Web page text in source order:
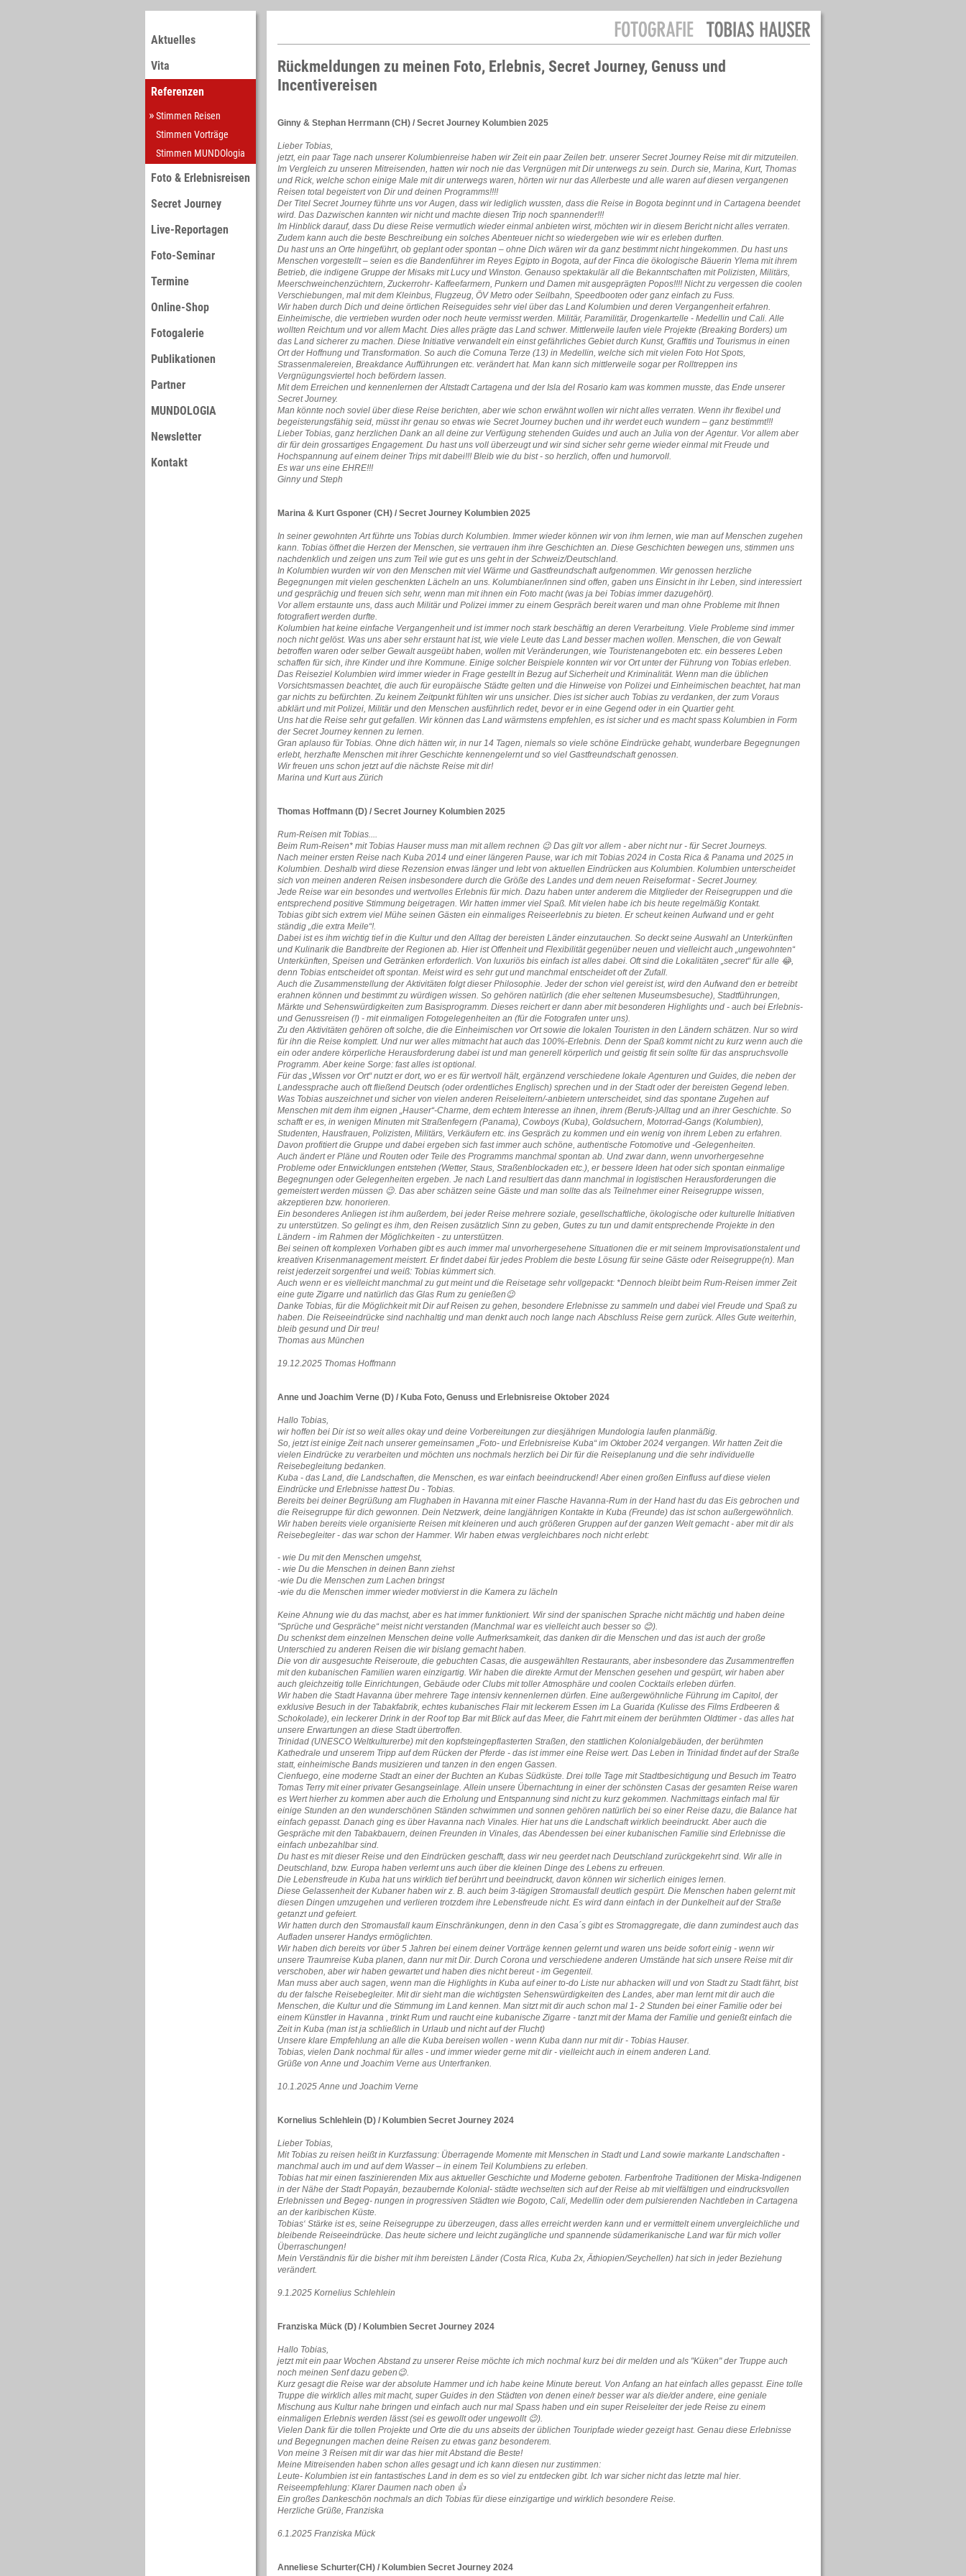
Aktuelles
Vita
Referenzen
Stimmen Reisen
Stimmen Vorträge
Stimmen MUNDOlogia
Foto & Erlebnisreisen
Secret Journey
Live-Reportagen
Foto-Seminar
Termine
Online-Shop
Fotogalerie
Publikationen
Partner
MUNDOLOGIA
Newsletter
Kontakt
Rückmeldungen zu meinen Foto, Erlebnis, Secret Journey, Genuss und
Incentivereisen
Ginny & Stephan Herrmann (CH) / Secret Journey Kolumbien 2025
Lieber Tobias,
jetzt, ein paar Tage nach unserer Kolumbienreise haben wir Zeit ein paar Zeilen betr. unserer Secret Journey Reise mit dir mitzuteilen.
Im Vergleich zu unseren Mitreisenden, hatten wir noch nie das Vergnügen mit Dir unterwegs zu sein. Durch sie, Marina, Kurt, Thomas
und Rick, welche schon einige Male mit dir unterwegs waren, hörten wir nur das Allerbeste und alle waren auf diesen vergangenen
Reisen total begeistert von Dir und deinen Programms!!!!
Der Titel Secret Journey führte uns vor Augen, dass wir lediglich wussten, dass die Reise in Bogota beginnt und in Cartagena beendet
wird. Das Dazwischen kannten wir nicht und machte diesen Trip noch spannender!!!
Im Hinblick darauf, dass Du diese Reise vermutlich wieder einmal anbieten wirst, möchten wir in diesem Bericht nicht alles verraten.
Zudem kann auch die beste Beschreibung ein solches Abenteuer nicht so wiedergeben wie wir es erleben durften.
Du hast uns an Orte hingeführt, ob geplant oder spontan – ohne Dich wären wir da ganz bestimmt nicht hingekommen. Du hast uns
Menschen vorgestellt – seien es die Bandenführer im Reyes Egipto in Bogota, auf der Finca die ökologische Bäuerin Ylema mit ihrem
Betrieb, die indigene Gruppe der Misaks mit Lucy und Winston. Genauso spektakulär all die Bekanntschaften mit Polizisten, Militärs,
Meerschweinchenzüchtern, Zuckerrohr- Kaffeefarmern, Punkern und Damen mit ausgeprägten Popos!!!! Nicht zu vergessen die coolen
Verschiebungen, mal mit dem Kleinbus, Flugzeug, ÖV Metro oder Seilbahn, Speedbooten oder ganz einfach zu Fuss.
Wir haben durch Dich und deine örtlichen Reiseguides sehr viel über das Land Kolumbien und deren Vergangenheit erfahren.
Einheimische, die vertrieben wurden oder noch heute vermisst werden. Militär, Paramilitär, Drogenkartelle - Medellin und Cali. Alle
wollten Reichtum und vor allem Macht. Dies alles prägte das Land schwer. Mittlerweile laufen viele Projekte (Breaking Borders) um
das Land sicherer zu machen. Diese Initiative verwandelt ein einst gefährliches Gebiet durch Kunst, Graffitis und Tourismus in einen
Ort der Hoffnung und Transformation. So auch die Comuna Terze (13) in Medellin, welche sich mit vielen Foto Hot Spots,
Strassenmalereien, Breakdance Aufführungen etc. verändert hat. Man kann sich mittlerweile sogar per Rolltreppen ins
Vergnügungsviertel hoch befördern lassen.
Mit dem Erreichen und kennenlernen der Altstadt Cartagena und der Isla del Rosario kam was kommen musste, das Ende unserer
Secret Journey.
Man könnte noch soviel über diese Reise berichten, aber wie schon erwähnt wollen wir nicht alles verraten. Wenn ihr flexibel und
begeisterungsfähig seid, müsst ihr genau so etwas wie Secret Journey buchen und ihr werdet euch wundern – ganz bestimmt!!!
Lieber Tobias, ganz herzlichen Dank an all deine zur Verfügung stehenden Guides und auch an Julia von der Agentur. Vor allem aber
dir für dein grossartiges Engagement. Du hast uns voll überzeugt und wir sind sicher sehr gerne wieder einmal mit Freude und
Hochspannung auf einem deiner Trips mit dabei!!! Bleib wie du bist - so herzlich, offen und humorvoll.
Es war uns eine EHRE!!!
Ginny und Steph
Marina & Kurt Gsponer (CH) / Secret Journey Kolumbien 2025
In seiner gewohnten Art führte uns Tobias durch Kolumbien. Immer wieder können wir von ihm lernen, wie man auf Menschen zugehen
kann. Tobias öffnet die Herzen der Menschen, sie vertrauen ihm ihre Geschichten an. Diese Geschichten bewegen uns, stimmen uns
nachdenklich und zeigen uns zum Teil wie gut es uns geht in der Schweiz/Deutschland.
In Kolumbien wurden wir von den Menschen mit viel Wärme und Gastfreundschaft aufgenommen. Wir genossen herzliche
Begegnungen mit vielen geschenkten Lächeln an uns. Kolumbianer/innen sind offen, gaben uns Einsicht in ihr Leben, sind interessiert
und gesprächig und freuen sich sehr, wenn man mit ihnen ein Foto macht (was ja bei Tobias immer dazugehört).
Vor allem erstaunte uns, dass auch Militär und Polizei immer zu einem Gespräch bereit waren und man ohne Probleme mit Ihnen
fotografiert werden durfte.
Kolumbien hat keine einfache Vergangenheit und ist immer noch stark beschäftig an deren Verarbeitung. Viele Probleme sind immer
noch nicht gelöst. Was uns aber sehr erstaunt hat ist, wie viele Leute das Land besser machen wollen. Menschen, die von Gewalt
betroffen waren oder selber Gewalt ausgeübt haben, wollen mit Veränderungen, wie Touristenangeboten etc. ein besseres Leben
schaffen für sich, ihre Kinder und ihre Kommune. Einige solcher Beispiele konnten wir vor Ort unter der Führung von Tobias erleben.
Das Reiseziel Kolumbien wird immer wieder in Frage gestellt in Bezug auf Sicherheit und Kriminalität. Wenn man die üblichen
Vorsichtsmassen beachtet, die auch für europäische Städte gelten und die Hinweise von Polizei und Einheimischen beachtet, hat man
gar nichts zu befürchten. Zu keinem Zeitpunkt fühlten wir uns unsicher. Dies ist sicher auch Tobias zu verdanken, der zum Voraus
abklärt und mit Polizei, Militär und den Menschen ausführlich redet, bevor er in eine Gegend oder in ein Quartier geht.
Uns hat die Reise sehr gut gefallen. Wir können das Land wärmstens empfehlen, es ist sicher und es macht spass Kolumbien in Form
der Secret Journey kennen zu lernen.
Gran aplauso für Tobias. Ohne dich hätten wir, in nur 14 Tagen, niemals so viele schöne Eindrücke gehabt, wunderbare Begegnungen
erlebt, herzhafte Menschen mit ihrer Geschichte kennengelernt und so viel Gastfreundschaft genossen.
Wir freuen uns schon jetzt auf die nächste Reise mit dir!
Marina und Kurt aus Zürich
Thomas Hoffmann (D) / Secret Journey Kolumbien 2025
Rum-Reisen mit Tobias....
Beim Rum-Reisen* mit Tobias Hauser muss man mit allem rechnen 😉 Das gilt vor allem - aber nicht nur - für Secret Journeys.
Nach meiner ersten Reise nach Kuba 2014 und einer längeren Pause, war ich mit Tobias 2024 in Costa Rica & Panama und 2025 in
Kolumbien. Deshalb wird diese Rezension etwas länger und lebt von aktuellen Eindrücken aus Kolumbien. Kolumbien unterscheidet
sich von meinen anderen Reisen insbesondere durch die Größe des Landes und dem neuen Reiseformat - Secret Journey.
Jede Reise war ein besondes und wertvolles Erlebnis für mich. Dazu haben unter anderem die Mitglieder der Reisegruppen und die
entsprechend positive Stimmung beigetragen. Wir hatten immer viel Spaß. Mit vielen habe ich bis heute regelmäßig Kontakt.
Tobias gibt sich extrem viel Mühe seinen Gästen ein einmaliges Reiseerlebnis zu bieten. Er scheut keinen Aufwand und er geht
ständig „die extra Meile“!.
Dabei ist es ihm wichtig tief in die Kultur und den Alltag der bereisten Länder einzutauchen. So deckt seine Auswahl an Unterkünften
und Kulinarik die Bandbreite der Regionen ab. Hier ist Offenheit und Flexibilität gegenüber neuen und vielleicht auch „ungewohnten“
Unterkünften, Speisen und Getränken erforderlich. Von luxuriös bis einfach ist alles dabei. Oft sind die Lokalitäten „secret“ für alle 😂,
denn Tobias entscheidet oft spontan. Meist wird es sehr gut und manchmal entscheidet oft der Zufall.
Auch die Zusammenstellung der Aktivitäten folgt dieser Philosophie. Jeder der schon viel gereist ist, wird den Aufwand den er betreibt
erahnen können und bestimmt zu würdigen wissen. So gehören natürlich (die eher seltenen Museumsbesuche), Stadtführungen,
Märkte und Sehenswürdigkeiten zum Basisprogramm. Dieses reichert er dann aber mit besonderen Highlights und - auch bei Erlebnis-
und Genussreisen (!) - mit einmaligen Fotogelegenheiten an (für die Fotografen unter uns).
Zu den Aktivitäten gehören oft solche, die die Einheimischen vor Ort sowie die lokalen Touristen in den Ländern schätzen. Nur so wird
für ihn die Reise komplett. Und nur wer alles mitmacht hat auch das 100%-Erlebnis. Denn der Spaß kommt nicht zu kurz wenn auch die
ein oder andere körperliche Herausforderung dabei ist und man generell körperlich und geistig fit sein sollte für das anspruchsvolle
Programm. Aber keine Sorge: fast alles ist optional.
Für das „Wissen vor Ort“ nutzt er dort, wo er es für wertvoll hält, ergänzend verschiedene lokale Agenturen und Guides, die neben der
Landessprache auch oft fließend Deutsch (oder ordentliches Englisch) sprechen und in der Stadt oder der bereisten Gegend leben.
Was Tobias auszeichnet und sicher von vielen anderen Reiseleitern/-anbietern unterscheidet, sind das spontane Zugehen auf
Menschen mit dem ihm eignen „Hauser“-Charme, dem echtem Interesse an ihnen, ihrem (Berufs-)Alltag und an ihrer Geschichte. So
schafft er es, in wenigen Minuten mit Straßenfegern (Panama), Cowboys (Kuba), Goldsuchern, Motorrad-Gangs (Kolumbien),
Studenten, Hausfrauen, Polizisten, Militärs, Verkäufern etc. ins Gespräch zu kommen und ein wenig von ihrem Leben zu erfahren.
Davon profitiert die Gruppe und dabei ergeben sich fast immer auch schöne, authentische Fotomotive und -Gelegenheiten.
Auch ändert er Pläne und Routen oder Teile des Programms manchmal spontan ab. Und zwar dann, wenn unvorhergesehne
Probleme oder Entwicklungen entstehen (Wetter, Staus, Straßenblockaden etc.), er bessere Ideen hat oder sich spontan einmalige
Begegnungen oder Gelegenheiten ergeben. Je nach Land resultiert das dann manchmal in logistischen Herausforderungen die
gemeistert werden müssen 😉. Das aber schätzen seine Gäste und man sollte das als Teilnehmer einer Reisegruppe wissen,
akzeptieren bzw. honorieren.
Ein besonderes Anliegen ist ihm außerdem, bei jeder Reise mehrere soziale, gesellschaftliche, ökologische oder kulturelle Initiativen
zu unterstützen. So gelingt es ihm, den Reisen zusätzlich Sinn zu geben, Gutes zu tun und damit entsprechende Projekte in den
Ländern - im Rahmen der Möglichkeiten - zu unterstützen.
Bei seinen oft komplexen Vorhaben gibt es auch immer mal unvorhergesehene Situationen die er mit seinem Improvisationstalent und
kreativen Krisenmanagement meistert. Er findet dabei für jedes Problem die beste Lösung für seine Gäste oder Reisegruppe(n). Man
reist jederzeit sorgenfrei und weiß: Tobias kümmert sich.
Auch wenn er es vielleicht manchmal zu gut meint und die Reisetage sehr vollgepackt: *Dennoch bleibt beim Rum-Reisen immer Zeit
eine gute Zigarre und natürlich das Glas Rum zu genießen😉
Danke Tobias, für die Möglichkeit mit Dir auf Reisen zu gehen, besondere Erlebnisse zu sammeln und dabei viel Freude und Spaß zu
haben. Die Reiseeindrücke sind nachhaltig und man denkt auch noch lange nach Abschluss Reise gern zurück. Alles Gute weiterhin,
bleib gesund und Dir treu!
Thomas aus München
19.12.2025 Thomas Hoffmann
Anne und Joachim Verne (D) / Kuba Foto, Genuss und Erlebnisreise Oktober 2024
Hallo Tobias,
wir hoffen bei Dir ist so weit alles okay und deine Vorbereitungen zur diesjährigen Mundologia laufen planmäßig.
So, jetzt ist einige Zeit nach unserer gemeinsamen „Foto- und Erlebnisreise Kuba“ im Oktober 2024 vergangen. Wir hatten Zeit die
vielen Eindrücke zu verarbeiten und möchten uns nochmals herzlich bei Dir für die Reiseplanung und die sehr individuelle
Reisebegleitung bedanken.
Kuba - das Land, die Landschaften, die Menschen, es war einfach beeindruckend! Aber einen großen Einfluss auf diese vielen
Eindrücke und Erlebnisse hattest Du - Tobias.
Bereits bei deiner Begrüßung am Flughaben in Havanna mit einer Flasche Havanna-Rum in der Hand hast du das Eis gebrochen und
die Reisegruppe für dich gewonnen. Dein Netzwerk, deine langjährigen Kontakte in Kuba (Freunde) das ist schon außergewöhnlich.
Wir haben bereits viele organisierte Reisen mit kleineren und auch größeren Gruppen auf der ganzen Welt gemacht - aber mit dir als
Reisebegleiter - das war schon der Hammer. Wir haben etwas vergleichbares noch nicht erlebt:
- wie Du mit den Menschen umgehst,
- wie Du die Menschen in deinen Bann ziehst
-wie Du die Menschen zum Lachen bringst
-wie du die Menschen immer wieder motivierst in die Kamera zu lächeln
Keine Ahnung wie du das machst, aber es hat immer funktioniert. Wir sind der spanischen Sprache nicht mächtig und haben deine
"Sprüche und Gespräche“ meist nicht verstanden (Manchmal war es vielleicht auch besser so 😊).
Du schenkst dem einzelnen Menschen deine volle Aufmerksamkeit, das danken dir die Menschen und das ist auch der große
Unterschied zu anderen Reisen die wir bislang gemacht haben.
Die von dir ausgesuchte Reiseroute, die gebuchten Casas, die ausgewählten Restaurants, aber insbesondere das Zusammentreffen
mit den kubanischen Familien waren einzigartig. Wir haben die direkte Armut der Menschen gesehen und gespürt, wir haben aber
auch gleichzeitig tolle Einrichtungen, Gebäude oder Clubs mit toller Atmosphäre und coolen Cocktails erleben dürfen.
Wir haben die Stadt Havanna über mehrere Tage intensiv kennenlernen dürfen. Eine außergewöhnliche Führung im Capitol, der
exklusive Besuch in der Tabakfabrik, echtes kubanisches Flair mit leckerem Essen im La Guarida (Kulisse des Films Erdbeeren &
Schokolade), ein leckerer Drink in der Roof top Bar mit Blick auf das Meer, die Fahrt mit einem der berühmten Oldtimer - das alles hat
unsere Erwartungen an diese Stadt übertroffen.
Trinidad (UNESCO Weltkulturerbe) mit den kopfsteingepflasterten Straßen, den stattlichen Kolonialgebäuden, der berühmten
Kathedrale und unserem Tripp auf dem Rücken der Pferde - das ist immer eine Reise wert. Das Leben in Trinidad findet auf der Straße
statt, einheimische Bands musizieren und tanzen in den engen Gassen.
Cienfuego, eine moderne Stadt an einer der Buchten an Kubas Südküste. Drei tolle Tage mit Stadtbesichtigung und Besuch im Teatro
Tomas Terry mit einer privater Gesangseinlage. Allein unsere Übernachtung in einer der schönsten Casas der gesamten Reise waren
es Wert hierher zu kommen aber auch die Erholung und Entspannung sind nicht zu kurz gekommen. Nachmittags einfach mal für
einige Stunden an den wunderschönen Ständen schwimmen und sonnen gehören natürlich bei so einer Reise dazu, die Balance hat
einfach gepasst. Danach ging es über Havanna nach Vinales. Hier hat uns die Landschaft wirklich beeindruckt. Aber auch die
Gespräche mit den Tabakbauern, deinen Freunden in Vinales, das Abendessen bei einer kubanischen Familie sind Erlebnisse die
einfach unbezahlbar sind.
Du hast es mit dieser Reise und den Eindrücken geschafft, dass wir neu geerdet nach Deutschland zurückgekehrt sind. Wir alle in
Deutschland, bzw. Europa haben verlernt uns auch über die kleinen Dinge des Lebens zu erfreuen.
Die Lebensfreude in Kuba hat uns wirklich tief berührt und beeindruckt, davon können wir sicherlich einiges lernen.
Diese Gelassenheit der Kubaner haben wir z. B. auch beim 3-tägigen Stromausfall deutlich gespürt. Die Menschen haben gelernt mit
diesen Dingen umzugehen und verlieren trotzdem ihre Lebensfreude nicht. Es wird dann einfach in der Dunkelheit auf der Straße
getanzt und gefeiert.
Wir hatten durch den Stromausfall kaum Einschränkungen, denn in den Casa´s gibt es Stromaggregate, die dann zumindest auch das
Aufladen unserer Handys ermöglichten.
Wir haben dich bereits vor über 5 Jahren bei einem deiner Vorträge kennen gelernt und waren uns beide sofort einig - wenn wir
unsere Traumreise Kuba planen, dann nur mit Dir. Durch Corona und verschiedene anderen Umstände hat sich unsere Reise mit dir
verschoben, aber wir haben gewartet und haben dies nicht bereut - im Gegenteil.
Man muss aber auch sagen, wenn man die Highlights in Kuba auf einer to-do Liste nur abhacken will und von Stadt zu Stadt fährt, bist
du der falsche Reisebegleiter. Mit dir sieht man die wichtigsten Sehenswürdigkeiten des Landes, aber man lernt mit dir auch die
Menschen, die Kultur und die Stimmung im Land kennen. Man sitzt mit dir auch schon mal 1- 2 Stunden bei einer Familie oder bei
einem Künstler in Havanna , trinkt Rum und raucht eine kubanische Zigarre - tanzt mit der Mama der Familie und genießt einfach die
Zeit in Kuba (man ist ja schließlich in Urlaub und nicht auf der Flucht)
Unsere klare Empfehlung an alle die Kuba bereisen wollen - wenn Kuba dann nur mit dir - Tobias Hauser.
Tobias, vielen Dank nochmal für alles - und immer wieder gerne mit dir - vielleicht auch in einem anderen Land.
Grüße von Anne und Joachim Verne aus Unterfranken.
10.1.2025 Anne und Joachim Verne
Kornelius Schlehlein (D) / Kolumbien Secret Journey 2024
Lieber Tobias,
Mit Tobias zu reisen heißt in Kurzfassung: Überragende Momente mit Menschen in Stadt und Land sowie markante Landschaften -
manchmal auch im und auf dem Wasser – in einem Teil Kolumbiens zu erleben.
Tobias hat mir einen faszinierenden Mix aus aktueller Geschichte und Moderne geboten. Farbenfrohe Traditionen der Miska-Indigenen
in der Nähe der Stadt Popayán, bezaubernde Kolonial- städte wechselten sich auf der Reise ab mit vielfältigen und eindrucksvollen
Erlebnissen und Begeg- nungen in progressiven Städten wie Bogoto, Cali, Medellin oder dem pulsierenden Nachtleben in Cartagena
an der karibischen Küste.
Tobias‘ Stärke ist es, seine Reisegruppe zu überzeugen, dass alles erreicht werden kann und er vermittelt einem unvergleichliche und
bleibende Reiseeindrücke. Das heute sichere und leicht zugängliche und spannende südamerikanische Land war für mich voller
Überraschungen!
Mein Verständnis für die bisher mit ihm bereisten Länder (Costa Rica, Kuba 2x, Äthiopien/Seychellen) hat sich in jeder Beziehung
verändert.
9.1.2025 Kornelius Schlehlein
Franziska Mück (D) / Kolumbien Secret Journey 2024
Hallo Tobias,
jetzt mit ein paar Wochen Abstand zu unserer Reise möchte ich mich nochmal kurz bei dir melden und als "Küken" der Truppe auch
noch meinen Senf dazu geben😉.
Kurz gesagt die Reise war der absolute Hammer und ich habe keine Minute bereut. Von Anfang an hat einfach alles gepasst. Eine tolle
Truppe die wirklich alles mit macht, super Guides in den Städten von denen eine/r besser war als die/der andere, eine geniale
Mischung aus Kultur nahe bringen und einfach auch nur mal Spass haben und ein super Reiseleiter der jede Reise zu einem
einmaligen Erlebnis werden lässt (sei es gewollt oder ungewollt 😉).
Vielen Dank für die tollen Projekte und Orte die du uns abseits der üblichen Touripfade wieder gezeigt hast. Genau diese Erlebnisse
und Begegnungen machen deine Reisen zu etwas ganz besonderem.
Von meine 3 Reisen mit dir war das hier mit Abstand die Beste!
Meine Mitreisenden haben schon alles gesagt und ich kann diesen nur zustimmen:
Leute- Kolumbien ist ein fantastisches Land in dem es so viel zu entdecken gibt. Ich war sicher nicht das letzte mal hier.
Reiseempfehlung: Klarer Daumen nach oben 👍
Ein großes Dankeschön nochmals an dich Tobias für diese einzigartige und wirklich besondere Reise.
Herzliche Grüße, Franziska
6.1.2025 Franziska Mück
Anneliese Schurter(CH) / Kolumbien Secret Journey 2024